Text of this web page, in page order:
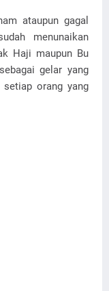
ataupun gagal
menunaikan
Haji maupun Bu
gelar yang
orang yang